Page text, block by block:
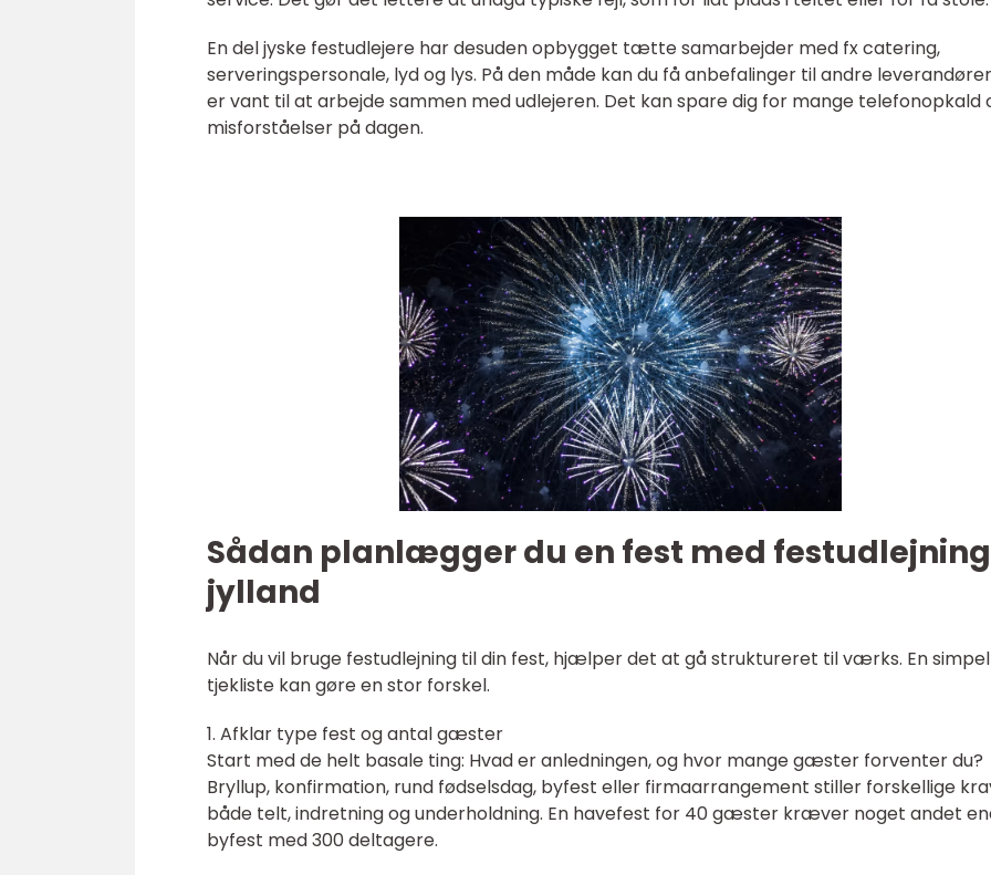
En del jyske festudlejere har desuden opbygget tætte samarbejder med fx catering,
serveringspersonale, lyd og lys. På den måde kan du få anbefalinger til andre
er vant til at arbejde sammen med udlejeren. Det kan spare dig for mange telefonopkald
misforståelser på dagen.
Sådan planlægger du en fest med
jylland
Når du vil bruge festudlejning til din fest, hjælper det at gå struktureret til værks. En simpel
tjekliste kan gøre en stor forskel.
1. Afklar type fest og antal gæster
Start med de helt basale ting: Hvad er anledningen, og hvor mange gæster forventer du?
Bryllup, konfirmation, rund fødselsdag, byfest eller firmaarrangement stiller forskellige
både telt, indretning og underholdning. En havefest for 40 gæster kræver noget andet
byfest med 300 deltagere.